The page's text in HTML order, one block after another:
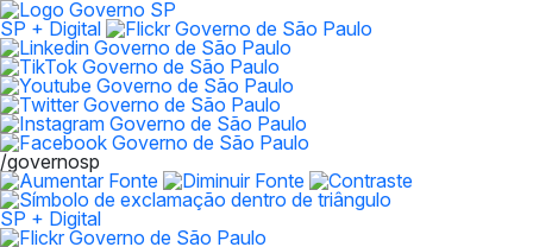
SP + Digital
/governosp
SP + Digital